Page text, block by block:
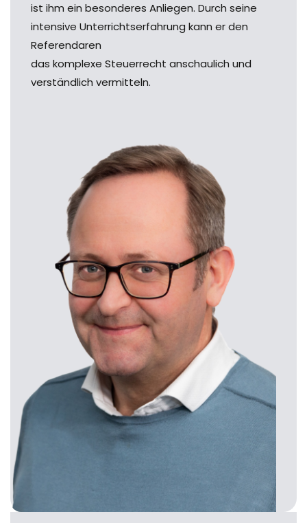
ist ihm ein besonderes Anliegen. Durch seine
intensive Unterrichtserfahrung kann er den
Referendaren
das komplexe Steuerrecht anschaulich und
verständlich vermitteln.